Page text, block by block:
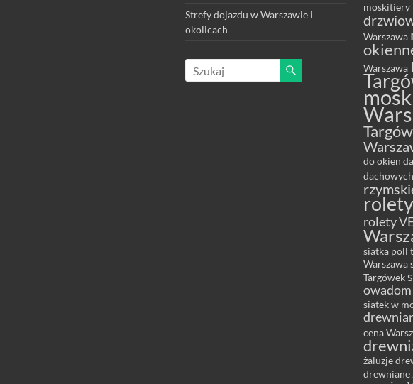
Strefy dojazdu w Warszawie i
okolicach
moskitiery
Warszawa
Warszawa
do okien
rolety
siatka poll
Warszawa
Targówek
siatek w
cena
żaluzje
drewniane